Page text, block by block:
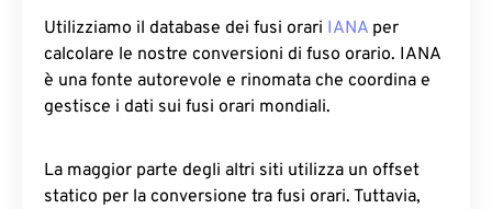
Utilizziamo il database dei fusi orari IANA per
calcolare le nostre conversioni di fuso orario. IANA
è una fonte autorevole e rinomata che coordina e
gestisce i dati sui fusi orari mondiali.
La maggior parte degli altri siti utilizza un offset
statico per la conversione tra fusi orari. Tuttavia,